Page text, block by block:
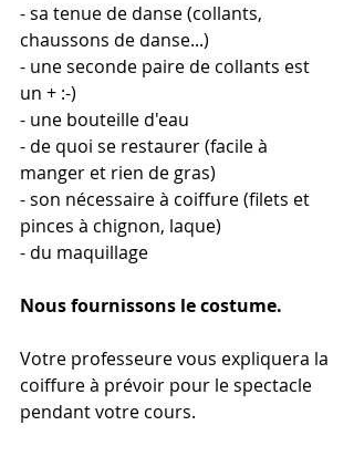
- sa tenue de danse (collants,
chaussons de danse...)
- une seconde paire de collants est
un + :-)
- une bouteille d'eau
- de quoi se restaurer (facile à
manger et rien de gras)
- son nécessaire à coiffure (filets et
pinces à chignon, laque)
- du maquillage
Nous fournissons le costume.
Votre professeure vous expliquera la
coiffure à prévoir pour le spectacle
pendant votre cours.